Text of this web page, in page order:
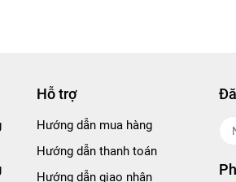
Hỗ trợ
Hướng dẫn mua hàng
Hướng dẫn thanh toán
Hướng dẫn giao nhận